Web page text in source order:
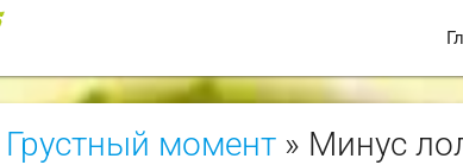
Грустный момент » Минус